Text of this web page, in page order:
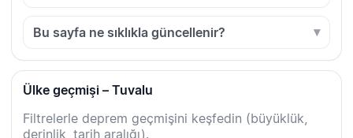
Bu sayfa ne sıklıkla güncellenir?
Ülke geçmişi – Tuvalu
Filtrelerle deprem geçmişini keşfedin (büyüklük,
derinlik, tarih aralığı).